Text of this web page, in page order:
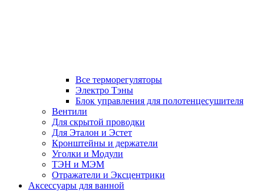
Все терморегуляторы
Электро Тэны
Блок управления для полотенцесушителя
Вентили
Для скрытой проводки
Для Эталон и Эстет
Кронштейны и держатели
Уголки и Модули
ТЭН и МЭМ
Отражатели и Эксцентрики
Аксессуары для ванной